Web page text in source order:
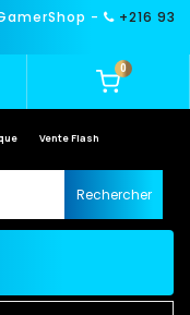
-
+216 93
0
Vente Flash
Rechercher